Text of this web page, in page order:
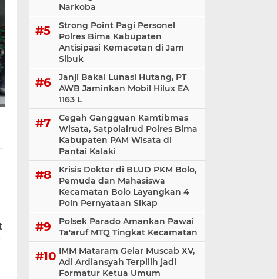
Narkoba
Strong Point Pagi Personel
Polres Bima Kabupaten
Antisipasi Kemacetan di Jam
Sibuk
Janji Bakal Lunasi Hutang, PT
AWB Jaminkan Mobil Hilux EA
1163 L
Cegah Gangguan Kamtibmas
Wisata, Satpolairud Polres Bima
Kabupaten PAM Wisata di
Pantai Kalaki
Krisis Dokter di BLUD PKM Bolo,
Pemuda dan Mahasiswa
Kecamatan Bolo Layangkan 4
Poin Pernyataan Sikap
Polsek Parado Amankan Pawai
Ta'aruf MTQ Tingkat Kecamatan
IMM Mataram Gelar Muscab XV,
Adi Ardiansyah Terpilih jadi
Formatur Ketua Umum